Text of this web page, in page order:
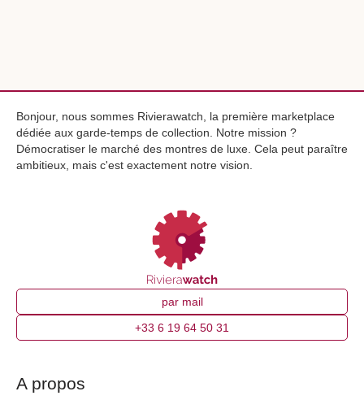
Bonjour, nous sommes Rivierawatch, la première marketplace
dédiée aux garde-temps de collection. Notre mission ?
Démocratiser le marché des montres de luxe. Cela peut paraître
ambitieux, mais c'est exactement notre vision.
par mail
+33 6 19 64 50 31
A propos